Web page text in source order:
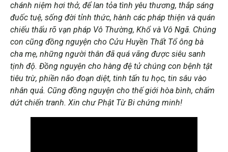
chánh niệm hơi thở, để lan tỏa tình yêu thương, thắp sáng
đuốc tuệ, sống đời tỉnh thức, hành các pháp thiện và quán
chiếu thấu rõ vạn pháp Vô Thường, Khổ và Vô Ngã. Chúng
con cũng đồng nguyện cho Cửu Huyền Thất Tổ ông bà
cha mẹ, những người thân đã quá vãng được siêu sanh
tịnh độ. Đồng nguyện cho hàng đệ tử chúng con bệnh tật
tiêu trừ, phiền não đoạn diệt, tinh tấn tu học, tin sâu vào
nhân quả. Cũng đồng nguyện cho thế giới hòa bình, chấm
dứt chiến tranh. Xin chư Phật Từ Bi chứng minh!